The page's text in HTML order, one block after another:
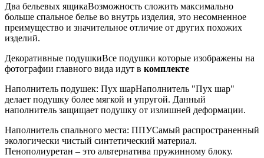
Два бельевых ящикаВозможность сложить максимально
больше спальное белье во внутрь изделия, это несомненное
преимущество и значительное отличие от других похожих
изделий.
Декоративные подушкиВсе подушки которые изображены на
фотографии главного вида идут в комплекте
Наполнитель подушек: Пух шарНаполнитель "Пух шар"
делает подушку более мягкой и упругой. Данный
наполнитель защищает подушку от излишней деформации.
Наполнитель спального места: ППУСамый распространенный
экологически чистый синтетический материал.
Пенополиуретан – это альтернатива пружинному блоку.